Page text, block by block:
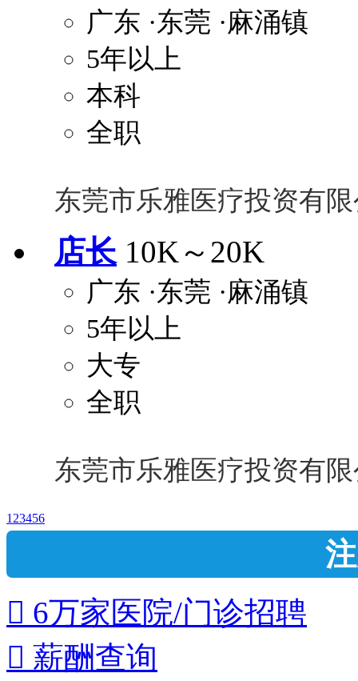
广东 ·东莞 ·麻涌镇
5年以上
本科
全职
东莞市乐雅医疗投资有
店长 10K～20K
广东 ·东莞 ·麻涌镇
5年以上
大专
全职
东莞市乐雅医疗投资有
1 23456
 6万家医院/门诊招聘
 薪酬查询